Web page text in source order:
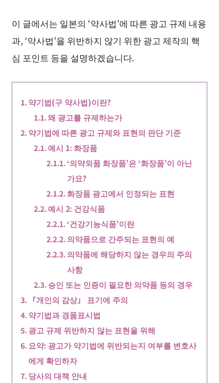
이 글에서는 일본의 ‘약사법’에 따른 광고 규제 내용
과, ‘약사법’을 위반하지 않기 위한 광고 제작의 핵
심 포인트 등을 설명하겠습니다.
약기법(구 약사법)이란?
왜 광고를 규제하는가
약기법에 따른 광고 규제와 표현의 판단 기준
예시 1: 화장품
‘의약외품 화장품’은 ‘화장품’이 아닌
가요?
화장품 광고에서 인정되는 표현
예시 2: 건강식품
‘건강기능식품’이란
의약품으로 간주되는 표현의 예
의약품에 해당하지 않는 경우의 주의
사항
승인 또는 인증이 필요한 의약품 등의 경우
「개인의 감상」 표기에 주의
약기법과 경품표시법
광고 규제 위반하지 않는 표현을 위해
요약: 광고가 약기법에 위반되는지 여부를 변호사
에게 확인하자
당사의 대책 안내